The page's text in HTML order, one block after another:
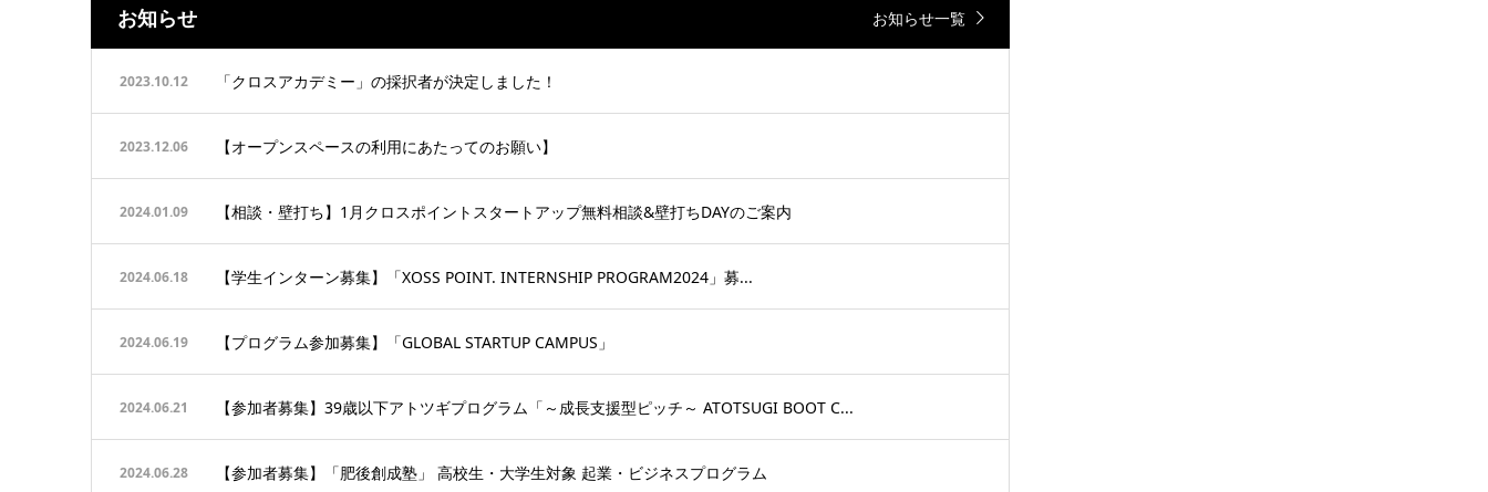
お知らせ お知らせ一覧
2023.10.12 「クロスアカデミー」の採択者が決定しました！
2023.12.06 【オープンスペースの利用にあたってのお願い】
2024.01.09 【相談・壁打ち】1月クロスポイントスタートアップ無料相談&壁打ちDAYのご案内
2024.06.18 【学生インターン募集】「XOSS POINT. INTERNSHIP PROGRAM2024」募...
2024.06.19 【プログラム参加募集】「GLOBAL STARTUP CAMPUS」
2024.06.21 【参加者募集】39歳以下アトツギプログラム「～成長支援型ピッチ～ ATOTSUGI BOOT C...
2024.06.28 【参加者募集】「肥後創成塾」 高校生・大学生対象 起業・ビジネスプログラム